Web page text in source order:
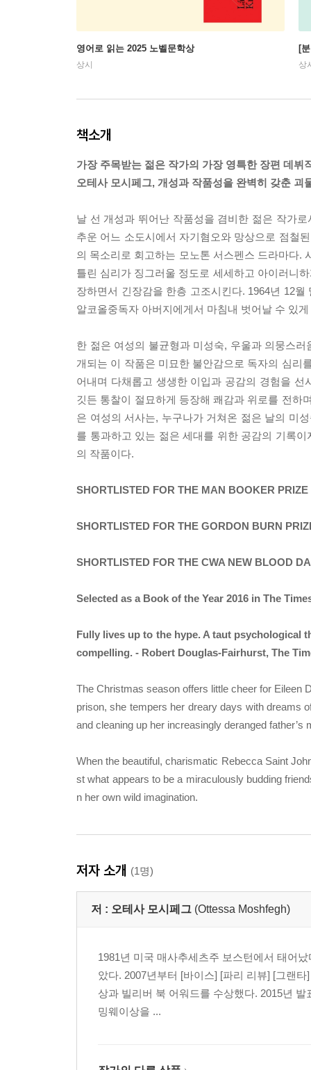
영어로 읽는 2025 노벨문학상
상시
[
상
책소개
가장 주목받는 젊은 작가의 가장 영특한 장편 데뷔
오테사 모시페그, 개성과 작품성을 완벽히 갖춘 괴
날 선 개성과 뛰어난 작품성을 겸비한 젊은 작가
추운 어느 소도시에서 자기혐오와 망상으로 점철
의 목소리로 회고하는 모노톤 서스펜스 드라마다.
틀린 심리가 징그러울 정도로 세세하고 아이러니
장하면서 긴장감을 한층 고조시킨다. 1964년 12
알코올중독자 아버지에게서 마침내 벗어날 수 있
한 젊은 여성의 불균형과 미성숙, 우울과 의뭉스
개되는 이 작품은 미묘한 불안감으로 독자의 심리
어내며 다채롭고 생생한 이입과 공감의 경험을
깃든 통찰이 절묘하게 등장해 쾌감과 위로를 전하
은 여성의 서사는, 누구나가 거쳐온 젊은 날의 미
를 통과하고 있는 젊은 세대를 위한 공감의 기록
의 작품이다.
SHORTLISTED FOR THE MAN BOOKER PRIZE
SHORTLISTED FOR THE GORDON BURN
SHORTLISTED FOR THE CWA NEW BLOOD
Selected as a Book of the Year 2016 in The
Fully lives up to the hype. A taut psychological
compelling. - Robert Douglas-Fairhurst, The
The Christmas season offers little cheer for Eileen
prison, she tempers her dreary days with dreams
and cleaning up her increasingly deranged father’s
When the beautiful, charismatic Rebecca Saint
st what appears to be a miraculously budding
n her own wild imagination.
저자 소개 (1명)
저 : 오테사 모시페그 (Ottessa Moshfegh)
1981년 미국 매사추세츠주 보스턴에서 태어
았다. 2007년부터 [바이스] [파리 리뷰] [그랜
상과 빌리버 북 어워드를 수상했다. 2015년
밍웨이상을 ...